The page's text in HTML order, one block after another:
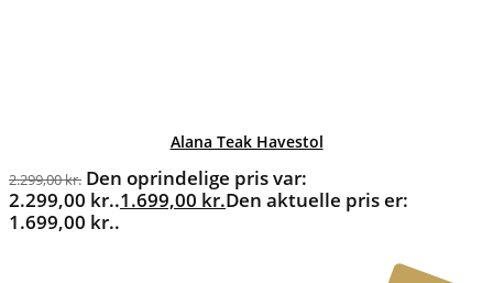
Alana Teak Havestol
2.299,00kr. Den oprindelige pris var:
2.299,00 kr..1.699,00 kr.Den aktuelle pris er:
1.699,00 kr..